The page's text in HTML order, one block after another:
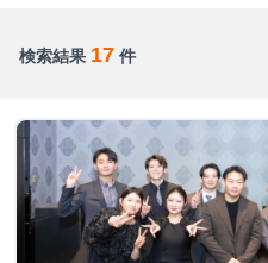
検索結果 17 件